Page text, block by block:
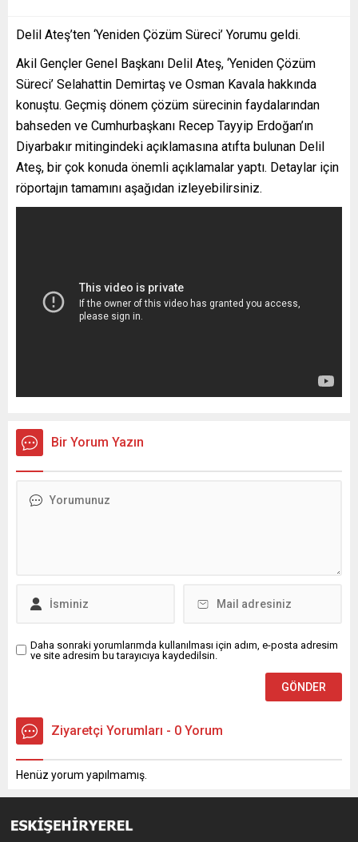
Delil Ateş’ten ‘Yeniden Çözüm Süreci’ Yorumu geldi.
Akil Gençler Genel Başkanı Delil Ateş, ‘Yeniden Çözüm
Süreci’ Selahattin Demirtaş ve Osman Kavala hakkında
konuştu. Geçmiş dönem çözüm sürecinin faydalarından
bahseden ve Cumhurbaşkanı Recep Tayyip Erdoğan’ın
Diyarbakır mitingindeki açıklamasına atıfta bulunan Delil
Ateş, bir çok konuda önemli açıklamalar yaptı. Detaylar için
röportajın tamamını aşağıdan izleyebilirsiniz.
Bir Yorum Yazın
Daha sonraki yorumlarımda kullanılması için adım, e-posta adresim
ve site adresim bu tarayıcıya kaydedilsin.
Ziyaretçi Yorumları - 0 Yorum
Henüz yorum yapılmamış.